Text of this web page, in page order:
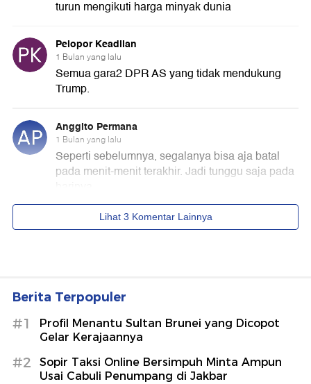
Berita Terpopuler
#1
Profil Menantu Sultan Brunei yang Dicopot
Gelar Kerajaannya
#2
Sopir Taksi Online Bersimpuh Minta Ampun
Usai Cabuli Penumpang di Jakbar